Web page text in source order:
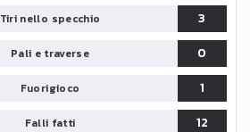
Tiri nello specchio
3
Pali e traverse
0
Fuorigioco
1
Falli fatti 12